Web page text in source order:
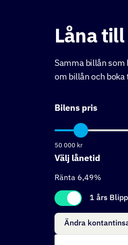
Låna
Samma billån som
om billån och
Bilens pris
50 000 kr
Välj lånetid
Ränta 6,49%
1 års
Ändra